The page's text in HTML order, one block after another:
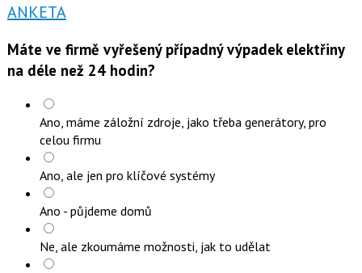
ANKETA
Máte ve firmě vyřešený případný výpadek elektřiny
na déle než 24 hodin?
Ano, máme záložní zdroje, jako třeba generátory, pro
celou firmu
Ano, ale jen pro klíčové systémy
Ano - půjdeme domů
Ne, ale zkoumáme možnosti, jak to udělat